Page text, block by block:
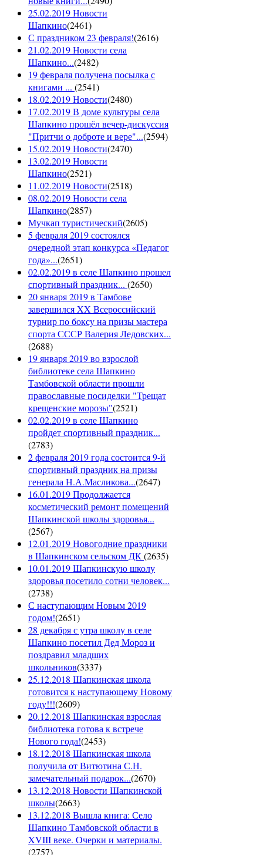
25.02.2019 Новости
Шапкино(2461)
С праздником 23 февраля!(2616)
21.02.2019 Новости села
Шапкино...(2482)
19 февраля получена посылка с
книгами ... (2541)
18.02.2019 Новости(2480)
17.02.2019 В доме культуры села
Шапкино прошёл вечер-дискуссия
"Притчи о доброте и вере"...(2594)
15.02.2019 Новости(2470)
13.02.2019 Новости
Шапкино(2521)
11.02.2019 Новости(2518)
08.02.2019 Новости села
Шапкино(2857)
Мучкап туристический(2605)
5 февраля 2019 состоялся
очередной этап конкурса «Педагог
года»...(2651)
02.02.2019 в селе Шапкино прошел
спортивный праздник... (2650)
20 января 2019 в Тамбове
завершился XX Всероссийский
турнир по боксу на призы мастера
спорта СССР Валерия Ледовских...
(2688)
19 января 2019 во взрослой
библиотеке села Шапкино
Тамбовской области прошли
православные посиделки "Трещат
крещенские морозы"(2521)
02.02.2019 в селе Шапкино
пройдет спортивный праздник...
(2783)
2 февраля 2019 года состоится 9-й
спортивный праздник на призы
генерала Н.А.Масликова...(2647)
16.01.2019 Продолжается
косметический ремонт помещений
Шапкинской школы здоровья...
(2567)
12.01.2019 Новогодние праздники
в Шапкинском сельском ДК(2635)
10.01.2019 Шапкинскую школу
здоровья посетило сотни человек...
(2738)
С наступающим Новым 2019
годом!(2651)
28 декабря с утра школу в селе
Шапкино посетил Дед Мороз и
поздравил младших
школьников(3337)
25.12.2018 Шапкинская школа
готовится к наступающему Новому
году!!!(2609)
20.12.2018 Шапкинская взрослая
библиотека готова к встрече
Нового года!(2453)
18.12.2018 Шапкинская школа
получила от Витютина С.Н.
замечательный подарок...(2670)
13.12.2018 Новости Шапкинской
школы(2663)
13.12.2018 Вышла книга: Село
Шапкино Тамбовской области в
XVIII веке. Очерки и материалы.
(2757)